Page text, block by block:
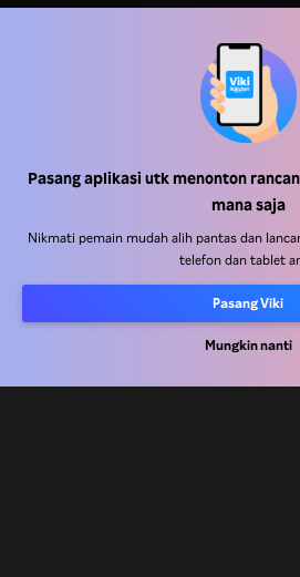
Pasang aplikasi utk menonton
mana saja
Nikmati pemain mudah alih pantas dan
telefon dan tablet
Pasang Viki
Mungkin nanti
Pusat Bantuan